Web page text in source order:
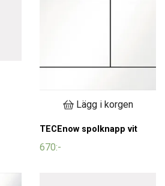
Lägg i korgen
TECEnow spolknapp vit
670:-